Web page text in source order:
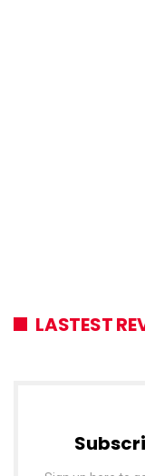
LASTEST